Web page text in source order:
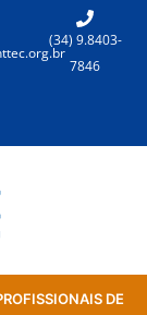
(34) 9.8403-
7846
DE